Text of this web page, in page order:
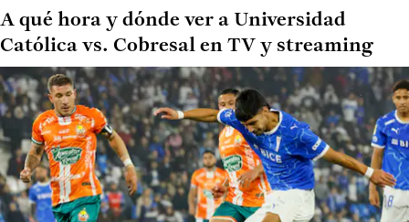
A qué hora y dónde ver a Universidad
Católica vs. Cobresal en TV y streaming